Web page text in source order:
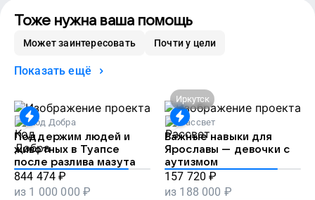
Тоже нужна ваша помощь
Может заинтересовать Почти у цели
Показать ещё
Код Добра
Поддержим людей и
животных в Туапсе
после разлива мазута
844 474 ₽
из 1 000 000 ₽
Иркутск
Рассвет
Важные навыки для
Ярославы — девочки с
аутизмом
157 720 ₽
из 188 000 ₽